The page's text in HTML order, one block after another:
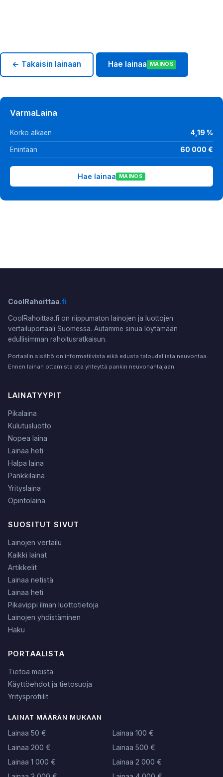
← Takaisin lainaan Hae lainaa MAINOS
VarmaLaina
Korko alkaen 4,19 %
Enintään 60 000 €
Hae lainaa MAINOS
CoolRahoittaa.fi
CoolRahoittaa.fi on riippumaton lainojen ja luottojen
vertailuportaali Suomessa. Autamme sinua löytämään
edullisimman rahoitusratkaisun.
Portaalin sisältö on informatiivista eikä edusta taloudellista neuvontaa.
Ennen lainan ottamista ota yhteyttä pankin neuvonantajaan.
LAINATYYPIT
Pikalaina
Kulutusluotto
Nopea laina
Lainaa heti
Halpa laina
Pankkilaina
Yrityslaina
Opintolaina
SUOSITUT SIVUT
Lainojen vertailu
Kaikki lainat
Artikkelit
Lainaa netistä
Lainaa heti
Pikavippi ilman luottotietoja
Lainojen yhdistäminen
Haku
PORTAALISTA
Tietoa meistä
Käyttöehdot ja tietosuoja
Yritysprofiilit
LAINAT MÄÄRÄN MUKAAN
Lainaa 50 €
Lainaa 100 €
Lainaa 200 €
Lainaa 500 €
Lainaa 1 000 €
Lainaa 2 000 €